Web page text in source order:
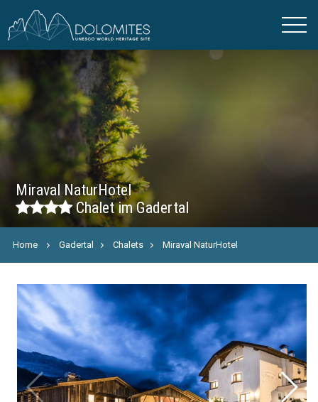
Miraval NaturHotel
Chalet im Gadertal
Home Gadertal Chalets Miraval NaturHotel